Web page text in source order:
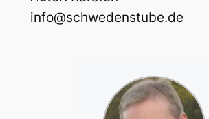
info@schwedenstube.de